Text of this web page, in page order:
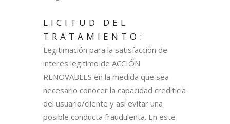
LICITUD DEL
TRATAMIENTO:
Legitimación para la satisfacción de
interés legítimo de ACCIÓN
RENOVABLES en la medida que sea
necesario conocer la capacidad crediticia
del usuario/cliente y así evitar una
posible conducta fraudulenta. En este